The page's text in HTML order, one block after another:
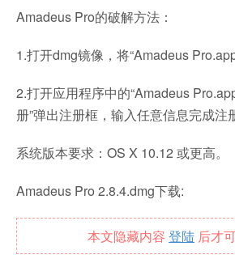
Amadeus Pro的破解方法：
1.打开dmg镜像，将“Amadeus
2.打开应用程序中的“Amadeus
册”弹出注册框，输入任意信息完成注
系统版本要求：OS X 10.12 或更高。
Amadeus Pro 2.8.4.dmg下载:
本文隐藏内容 登陆 后才